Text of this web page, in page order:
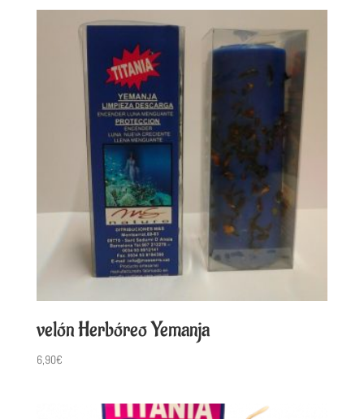
velón Herbóreo Yemanja
6,90€